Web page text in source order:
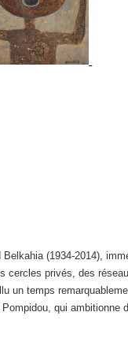
(1934-2014),
privés, des
temps
qui